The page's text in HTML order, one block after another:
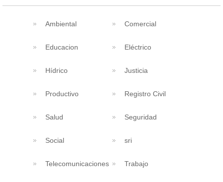
Ambiental Comercial
Educacion Eléctrico
Hídrico Justicia
Productivo Registro Civil
Salud Seguridad
Social sri
Telecomunicaciones Trabajo